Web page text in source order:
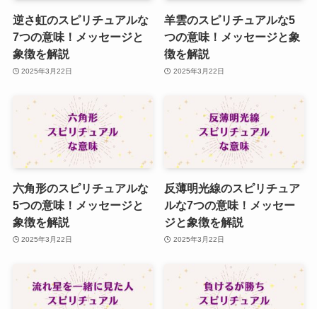
逆さ虹のスピリチュアルな
7つの意味！メッセージと
象徴を解説
2025年3月22日
羊雲のスピリチュアルな5
つの意味！メッセージと象
徴を解説
2025年3月22日
六角形のスピリチュアルな
5つの意味！メッセージと
象徴を解説
2025年3月22日
反薄明光線のスピリチュア
ルな7つの意味！メッセー
ジと象徴を解説
2025年3月22日